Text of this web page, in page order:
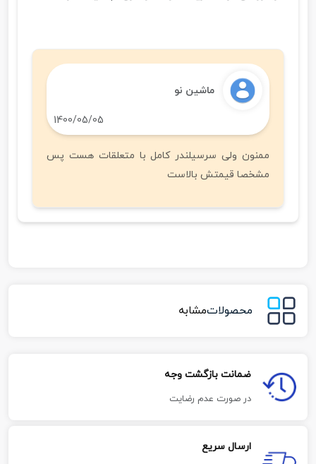
ماشین نو
1400/05/05
ممنون ولی سرسیلندر کامل با متعلقات هست پس
مشخصا قیمتش بالاست
محصولاتمشابه
ضمانت بازگشت وجه
در صورت عدم رضایت
ارسال سریع